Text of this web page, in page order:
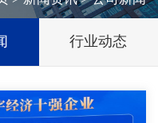
行业动态